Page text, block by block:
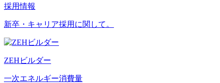
採用情報
新卒・キャリア採用に関して。
ZEHビルダー
一次エネルギー消費量